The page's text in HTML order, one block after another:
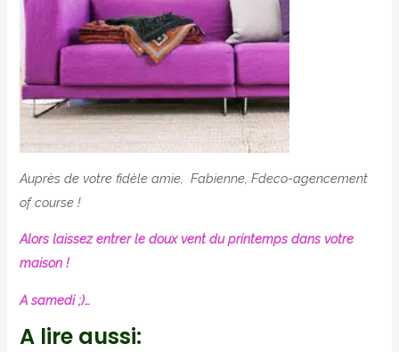
Auprès de votre fidèle amie, Fabienne, Fdeco-agencement
of course !
Alors laissez entrer le doux vent du printemps dans votre
maison !
A samedi ;)…
A lire aussi: